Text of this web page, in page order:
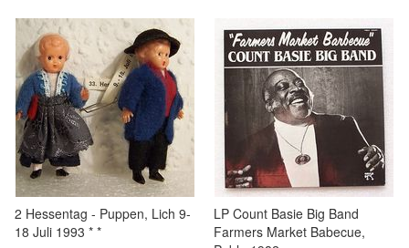
2 Hessentag - Puppen, Lich 9-
18 Juli 1993 * *
LP Count Basie Big Band
Farmers Market Babecue,